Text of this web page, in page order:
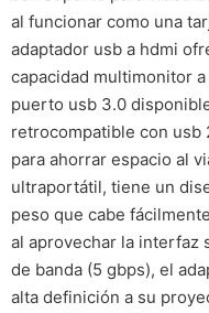
al funcionar como una
adaptador usb a hdmi
capacidad multimonitor
puerto usb 3.0
retrocompatible con usb
para ahorrar espacio al
ultraportátil, tiene un
peso que cabe
al aprovechar la interfaz
de banda (5 gbps), el
alta definición a su